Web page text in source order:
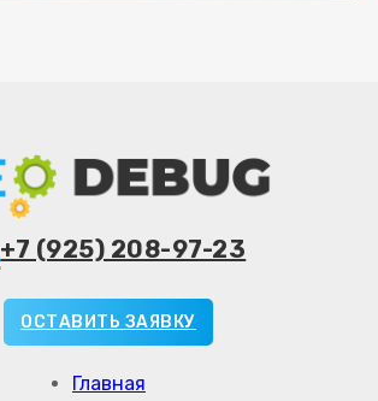
Главная
+7 (925) 208-97-23
ОСТАВИТЬ ЗАЯВКУ